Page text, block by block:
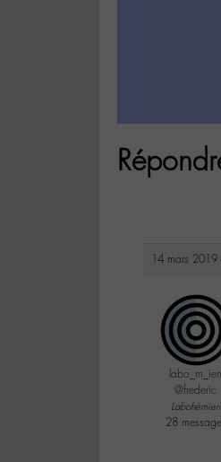
14 mars
labo_m_ien
@frederic
Labohémien
28